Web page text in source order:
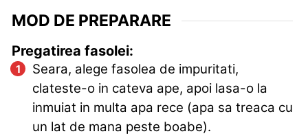
MOD DE PREPARARE
Pregatirea fasolei:
Seara, alege fasolea de impuritati,
clateste-o in cateva ape, apoi lasa-o la
inmuiat in multa apa rece (apa sa treaca cu
un lat de mana peste boabe).